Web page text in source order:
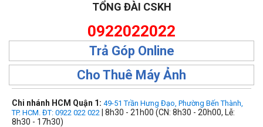
TỔNG ĐÀI CSKH
0922022022
Trả Góp Online
Cho Thuê Máy Ảnh
Chi nhánh HCM Quận 1: 49-51 Trần Hưng Đạo, Phường Bến Thành,
TP. HCM. ĐT: 0922 022 022 | 8h30 - 21h00 (CN: 8h30 - 20h00, Lễ:
8h30 - 17h30)